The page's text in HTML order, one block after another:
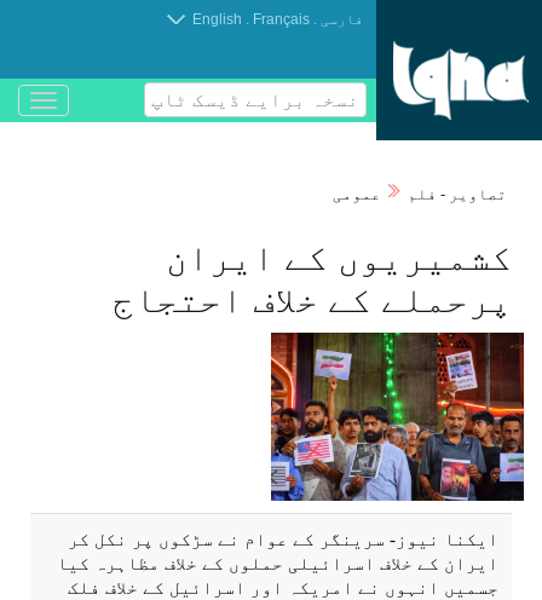
فارسی .
Français
.
English
نسخہ برایے ڈیسک ٹاپ
باز
و
تصاوير - فلم عمومی
کشمیریوں کے ایران
پرحملے کے خلاف احتجاج
ایکنا نیوز- سرینگر کے عوام نے سڑکوں پر نکل کر
ایران کے خلاف اسرائیلی حملوں کے خلاف مظاہرہ کیا
جسمیں انہوں نے امریکہ اور اسرائیل کے خلاف فلک